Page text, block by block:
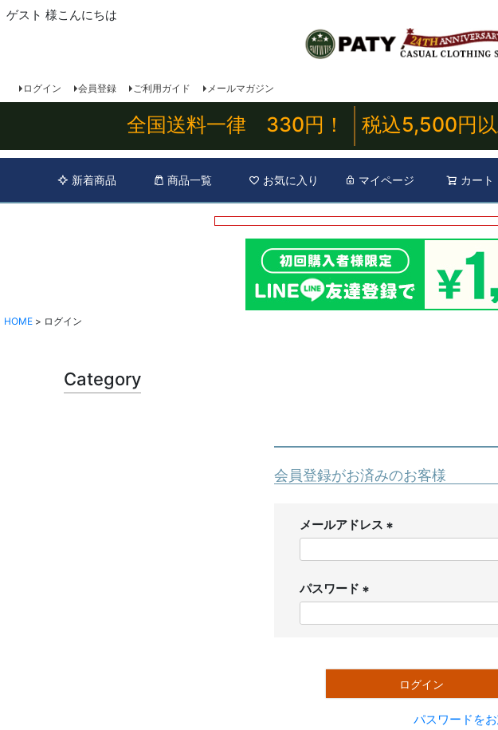
ゲスト 様こんにちは
ログイン 会員登録 ご利用ガイド メールマガジン
全国送料一律 330円！ 税込5,500円
新着商品 商品一覧 お気に入り マイページ カート
HOME ログイン
Category
会員登録がお済みのお客様
メールアドレス
必
)
パスワード
必
ログイン
パスワードを